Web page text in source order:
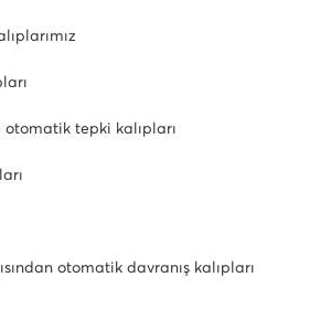
tepki kalıpları
otomatik davranış kalıpları